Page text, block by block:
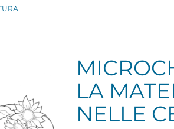
LA
NELLE